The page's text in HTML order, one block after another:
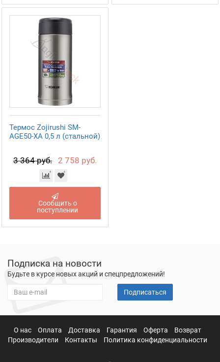
Термос Zojirushi SM-
AGE50-XA 0,5 л (стальной)
3 364 руб. 2 758 руб.
Сообщить о
поступлении
Подписка на новости
Будьте в курсе новых акций и спецпредложений!
Подписаться
О нас Оплата Доставка Гарантия Оферта
Возврат
Производители
Контакты Политика конфиденциальности